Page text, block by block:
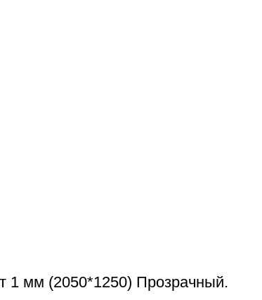
1 мм (2050*1250) Прозрачный.